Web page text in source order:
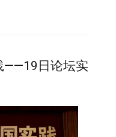
——19日论坛实